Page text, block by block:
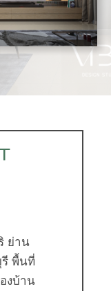
ย่าน
พื้นที่
งบ้าน